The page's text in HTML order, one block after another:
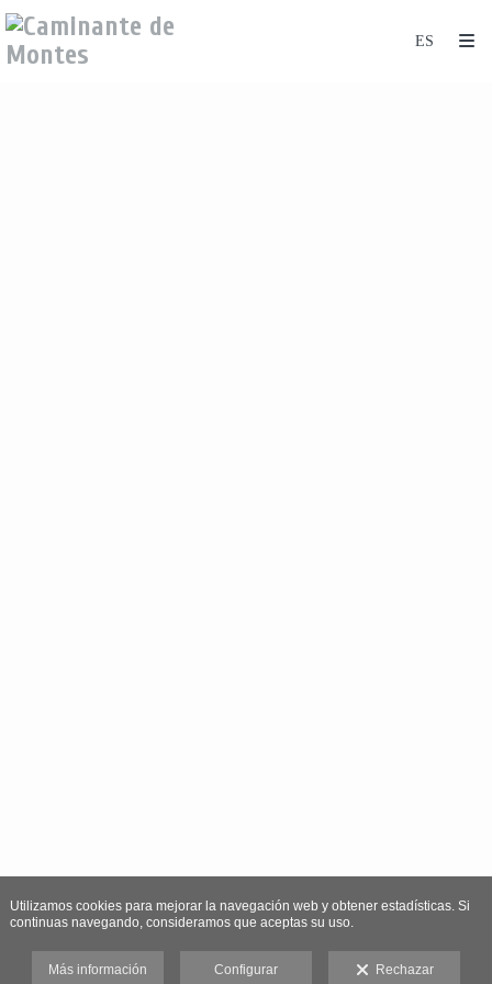
Utilizamos cookies para mejorar la navegación web y obtener estadísticas. Si
continuas navegando, consideramos que aceptas su uso.
Más información Configurar Rechazar